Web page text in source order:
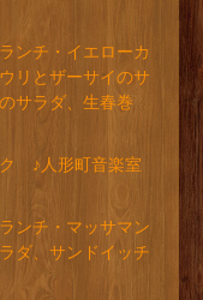
ンチ・イエローカ
リとザーサイのサ
サラダ、生春巻
♪人形町音楽室
ンチ・マッサマン
ダ、サンドイッチ